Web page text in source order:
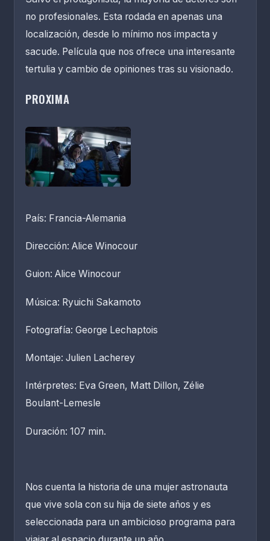
no profesionales. Esta rodada en apenas una
localización, desde lo mínimo nos impacta y
sacude. Película que nos ofrece una interesante
tertulia y cambio de opiniones tras su visionado.
PROXIMA
País: Francia-Alemania
Dirección: Alice Winocour
Guion: Alice Winocour
Música: Ryuichi Sakamoto
Fotografía: George Lechaptois
Montaje: Julien Lacherey
Intérpretes: Eva Green, Matt Dillon, Zélie
Boulant-Lemesle
Duración: 107 min.
Nos cuenta la historia de una mujer astronauta
que vive sola con su hija de siete años y es
seleccionada para un ambicioso programa para